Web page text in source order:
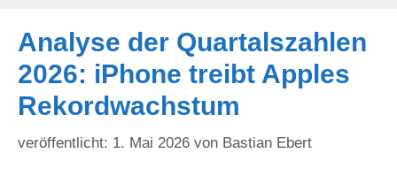
Analyse der Quartalszahlen
2026: iPhone treibt Apples
Rekordwachstum
1. Mai 2026 von Bastian Ebert